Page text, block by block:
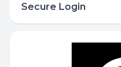
Secure Login